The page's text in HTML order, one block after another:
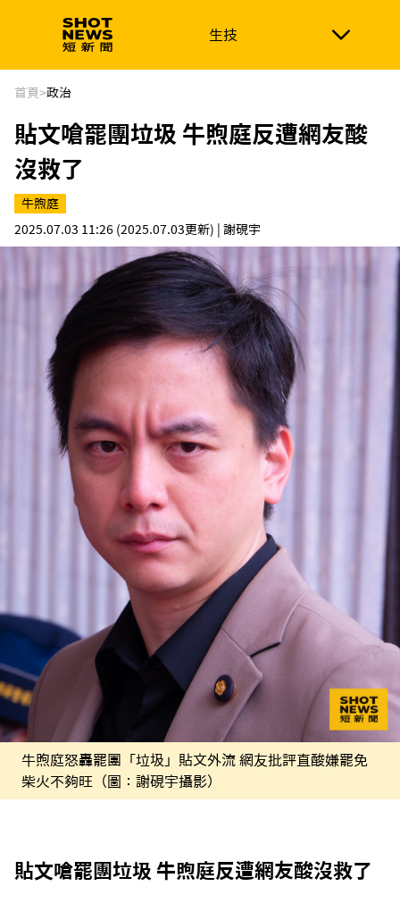
生技
生技 政治
新南向 體育
首頁>政治
貼文嗆罷團垃圾 牛煦庭反遭網友酸
沒救了
牛煦庭
2025.07.03 11:26 (2025.07.03更新) | 謝硯宇
牛煦庭怒轟罷團「垃圾」貼文外流 網友批評直酸嫌罷免
柴火不夠旺（圖：謝硯宇攝影）
貼文嗆罷團垃圾 牛煦庭反遭網友酸沒救了